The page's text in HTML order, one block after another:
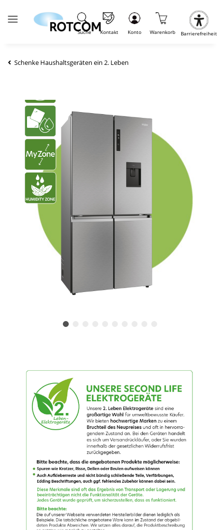
Suche Kontakt Konto Warenkorb Barrierefreiheit
Schenke Haushaltsgeräten ein 2. Leben